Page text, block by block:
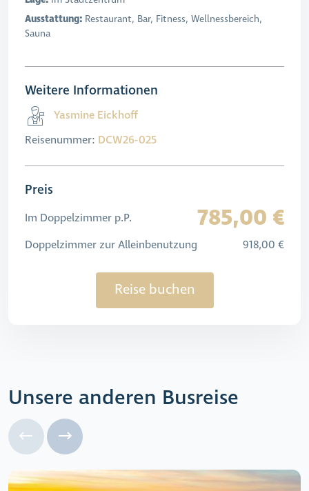
Ausstattung: Restaurant, Bar, Fitness, Wellnessbereich,
Sauna
Weitere Informationen
Yasmine Eickhoff
Reisenummer: DCW26-025
Preis
Im Doppelzimmer p.P. 785,00 €
Doppelzimmer zur Alleinbenutzung 918,00 €
Reise buchen
Unsere anderen Busreise